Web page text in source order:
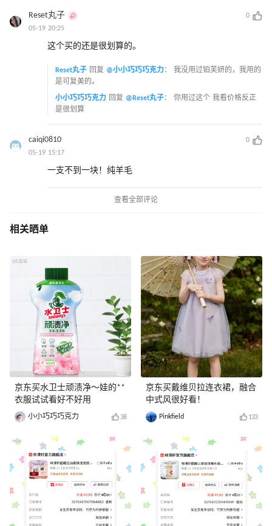
Reset丸子
0
05-19 20:25
这个买的还是很划算的。
Reset丸子 回复 @小小巧巧巧克力 ： 我没用过铂芙妍的，我用的
是可复美的。
小小巧巧巧克力 回复 @Reset丸子： 你用过这个 我看价格反正
是很划算
caiqi0810
0
05-19 15:17
一支不到一块！纯羊毛
查看全部评论
相关晒单
京东买水卫士顽渍净～娃的**
衣服试试看好不好用
小小巧巧巧克力 38
京东买戴维贝拉连衣裙，融合
中式风很好看！
Pinkfield 133